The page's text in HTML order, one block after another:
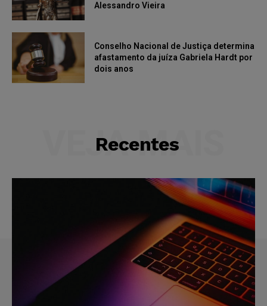
Alessandro Vieira
Conselho Nacional de Justiça determina
afastamento da juíza Gabriela Hardt por
dois anos
Recentes
VEJA MAIS